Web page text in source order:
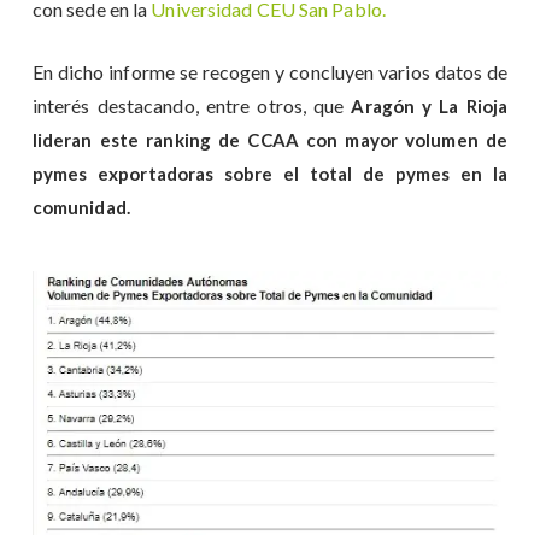
con sede en la Universidad CEU San Pablo.
En dicho informe se recogen y concluyen varios datos de
interés destacando, entre otros, queAragón y La Rioja
lideran este ranking de CCAA con mayor volumen de
pymes exportadoras sobre el total de pymes en la
comunidad.